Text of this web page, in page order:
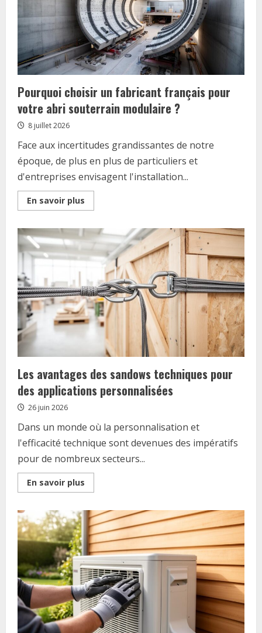
Pourquoi choisir un fabricant français pour
votre abri souterrain modulaire ?
8 juillet 2026
Face aux incertitudes grandissantes de notre
époque, de plus en plus de particuliers et
d'entreprises envisagent l'installation...
En savoir plus
more
choisir
un
fabricant
français
pour
votre
abri
souterrain
modulaire
?
Les avantages des sandows techniques pour
des applications personnalisées
26 juin 2026
Dans un monde où la personnalisation et
l'efficacité technique sont devenues des impératifs
pour de nombreux secteurs...
En savoir plus
more
avantages
des
sandows
techniques
pour
des
applications
personnalisées